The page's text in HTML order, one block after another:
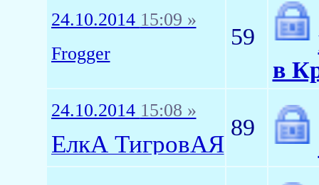
24.10.2014 15:09 »
Frogger
59
в
24.10.2014 15:08 »
ЁлкА ТигровАЯ
89